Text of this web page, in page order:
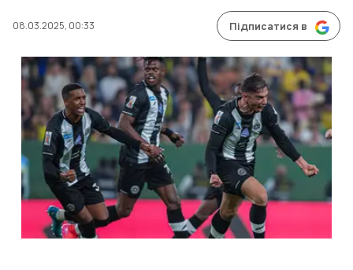
08.03.2025, 00:33 Підписатися в